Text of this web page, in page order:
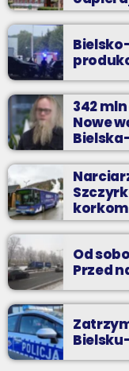
342
Nowe
Od
Przed